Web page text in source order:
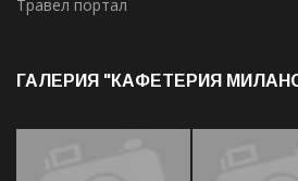
Травел портал
ГАЛЕРИЯ "КАФЕТЕРИЯ